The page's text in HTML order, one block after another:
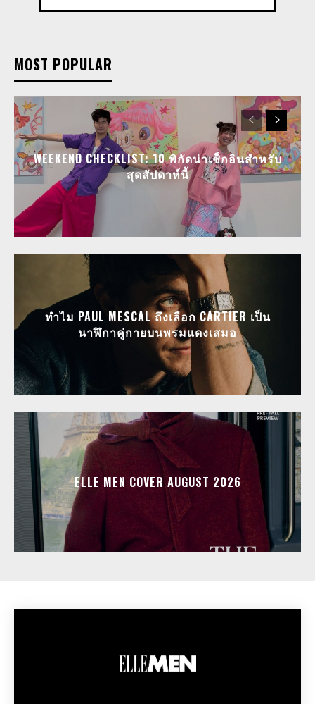
MOST POPULAR
WEEKEND CHECKLIST: 10 พิกัดน่าเช็กอินสำหรับ
สุดสัปดาห์นี้
ทำไม PAUL MESCAL ถึงเลือก CARTIER เป็น
นาฬิกาคู่กายบนพรมแดงเสมอ
ELLE MEN COVER AUGUST 2026